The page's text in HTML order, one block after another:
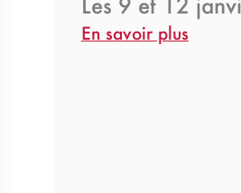
En savoir plus